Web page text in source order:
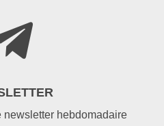
newsletter hebdomadaire